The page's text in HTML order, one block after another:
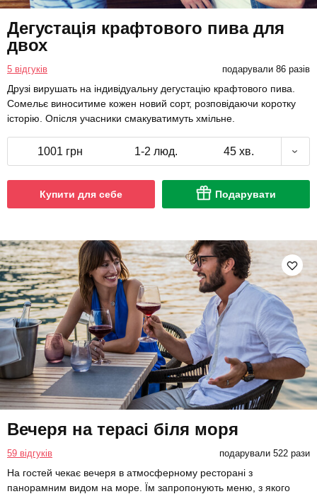
Дегустація крафтового пива для
двох
5 відгуків подарували 86 разів
Друзі вирушать на індивідуальну дегустацію крафтового пива.
Сомельє виноситиме кожен новий сорт, розповідаючи коротку
історію. Опісля учасники смакуватимуть хмільне.
1001 грн 1-2 люд. 45 хв.
Купити для себе Подарувати
Вечеря на терасі біля моря
59 відгуків подарували 522 рази
На гостей чекає вечеря в атмосферному ресторані з
панорамним видом на море. Їм запропонують меню, з якого